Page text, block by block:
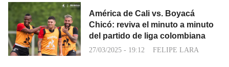
América de Cali vs. Boyacá
Chicó: reviva el minuto a minuto
del partido de liga colombiana
27/03/2025 - 19:12 FELIPE LARA